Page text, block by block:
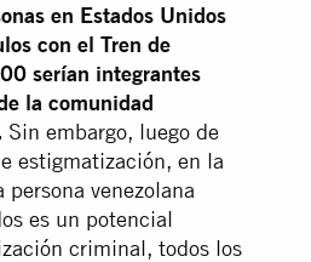
en Estados Unidos
con el Tren de
serían integrantes
la comunidad
Sin embargo, luego de
estigmatización, en la
venezolana
es un potencial
criminal, todos los